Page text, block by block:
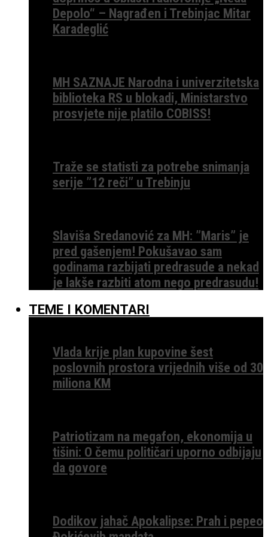
Depolo“ – Nagrađen i Trebinjac Mitar
Karadeglić
MH SAZNAJE Narodna i univerzitetska
biblioteka RS u blokadi, Ministarstvo
prosvjete nije platilo COBISS!
Traže se statisti za potrebe snimanja
serije ”12 reči” u Trebinju
Slaviša Sredanović za MH: ”Maris” je
pred gašenjem! Pokušavao sam
godinama razbijati predrasude a nekad
je lakše razbiti atom nego predrasudu!
TEME I KOMENTARI
Vlada krije plan kupovine šest
poslovnih prostora vrijednih više od 30
miliona KM
Patriotizam na megafon, ekonomija u
tišini: O čemu političari uporno odbijaju
da govore
Dodikov jahač Apokalipse: Prah i pepeo